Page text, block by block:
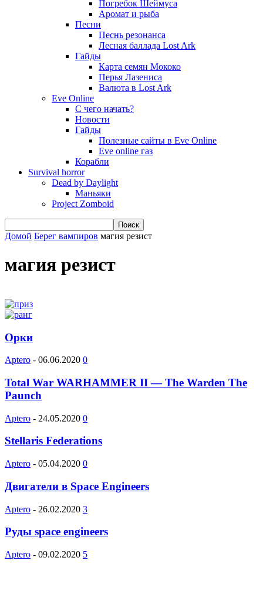
Погребок Шеймуса
Аромат и рыба
Песни
Песнь резонанса
Лесная баллада Lost Ark
Гайды
Карта семян Мококо
Перья Лазениса
Валюта в Lost Ark
Eve Online
С чего начать?
Новости
Гайды
Полезные сайты в Eve Online
Eve online газ
Корабли
Survival horror
Dead by Daylight
Маньяки
Project Zomboid
Домой Берег вампиров магия резист
магия резист
Орки
Aptero - 06.06.2020 0
Total War WARHAMMER II — The Warden The
Paunch
Aptero - 24.05.2020 0
Stellaris Federations
Aptero - 05.04.2020 0
Двигатели в Space Engineers
Aptero - 26.02.2020 3
Руды space engineers
Aptero - 09.02.2020 5